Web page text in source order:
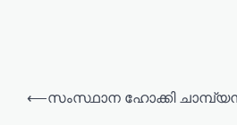
⟵സംസ്ഥാന ഹോക്കി